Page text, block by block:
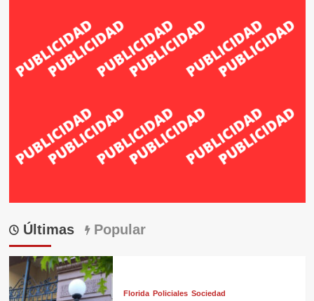
Últimas Popular
Florida Policiales Sociedad